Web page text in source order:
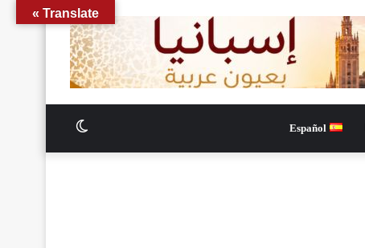
Español الوضع
Translate »